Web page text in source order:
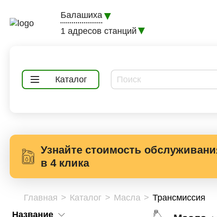
Балашиха
1 адресов станций
Каталог
Узнайте стоимость
в 4 клика
Главная Каталог Масла
Трансмиссия
Название